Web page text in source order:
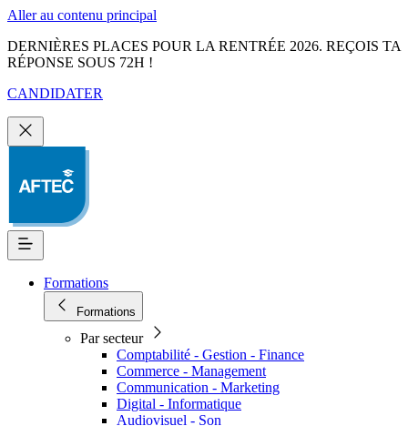
Aller au contenu principal
DERNIÈRES PLACES POUR LA RENTRÉE 2026. REÇOIS TA
RÉPONSE SOUS 72H !
CANDIDATER
Formations
Formations
Par secteur
Comptabilité - Gestion - Finance
Commerce - Management
Communication - Marketing
Digital - Informatique
Audiovisuel - Son